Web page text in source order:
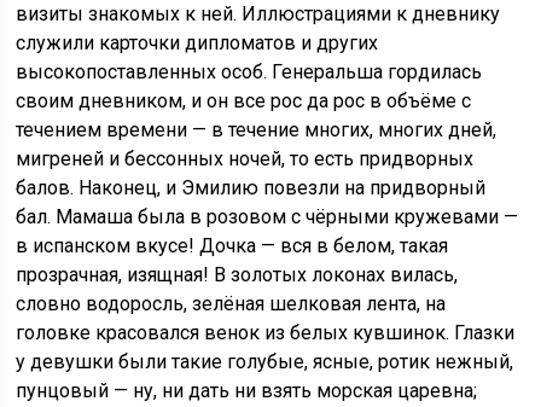
визиты знакомых к ней. Иллюстрациями к дневнику
служили карточки дипломатов и других
высокопоставленных особ. Генеральша гордилась
своим дневником, и он все рос да рос в объёме с
течением времени — в течение многих, многих дней,
мигреней и бессонных ночей, то есть придворных
балов. Наконец, и Эмилию повезли на придворный
бал. Мамаша была в розовом с чёрными кружевами —
в испанском вкусе! Дочка — вся в белом, такая
прозрачная, изящная! В золотых локонах вилась,
словно водоросль, зелёная шелковая лента, на
головке красовался венок из белых кувшинок. Глазки
у девушки были такие голубые, ясные, ротик нежный,
пунцовый — ну, ни дать ни взять морская царевна;